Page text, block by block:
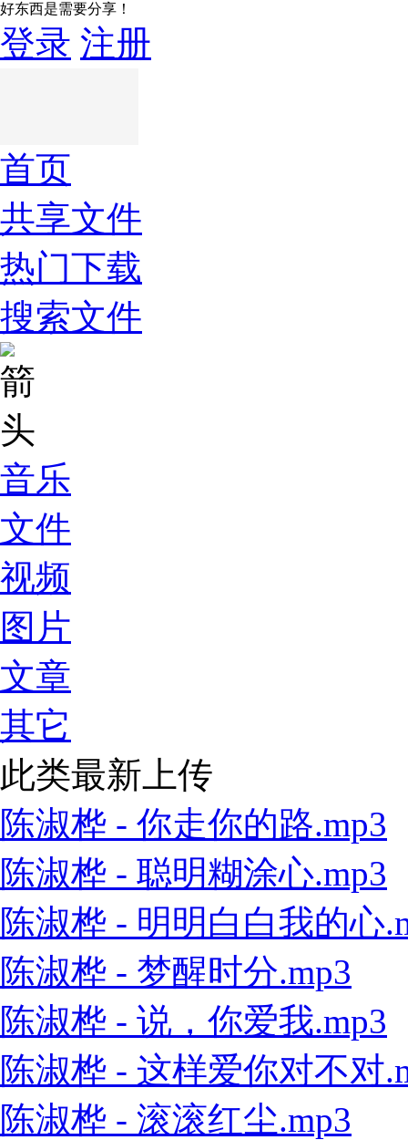
好东西是需要分享！
登录 注册
首页
共享文件
热门下载
搜索文件
音乐
文件
视频
图片
文章
其它
此类最新上传
陈淑桦 - 你走你的路.mp3
陈淑桦 - 聪明糊涂心.mp3
陈淑桦 - 明明白白我的心
陈淑桦 - 梦醒时分.mp3
陈淑桦 - 说，你爱我.mp3
陈淑桦 - 这样爱你对不对
陈淑桦 - 滚滚红尘.mp3